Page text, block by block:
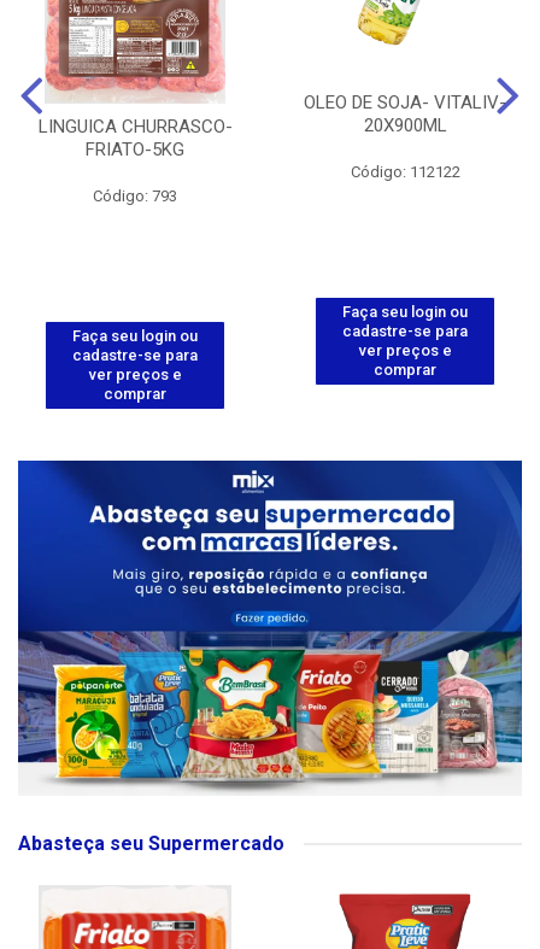
LINGUICA CHURRASCO-
FRIATO-5KG
Código: 793
Faça seu login ou
cadastre-se para
ver preços e
comprar
OLEO DE SOJA- VITALIV-
20X900ML
Código: 112122
Faça seu login ou
cadastre-se para
ver preços e
comprar
Abasteça seu Supermercado